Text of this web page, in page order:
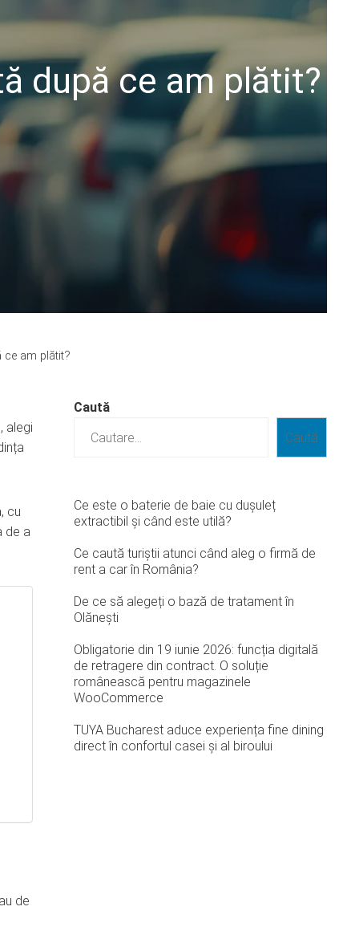
după ce am plătit?
ce am plătit?
alegi
cu
de a
de
Caută
Caută
Ce este o baterie de baie cu dușuleț
extractibil și când este utilă?
Ce caută turiștii atunci când aleg o firmă de
rent a car în România?
De ce să alegeți o bază de tratament în
Olănești
Obligatorie din 19 iunie 2026: funcția digitală
de retragere din contract. O soluție
românească pentru magazinele
WooCommerce
TUYA Bucharest aduce experiența fine dining
direct în confortul casei și al biroului